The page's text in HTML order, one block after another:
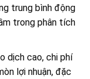
trung bình động
trong phân tích
dịch cao, chi phí
lợi nhuận, đặc